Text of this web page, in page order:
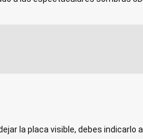
la placa visible, debes indicarlo al